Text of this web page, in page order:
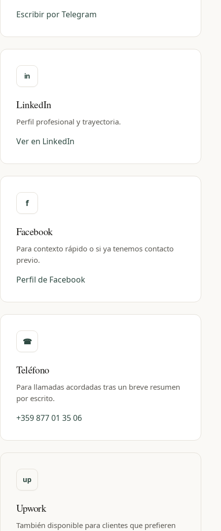
Escribir por Telegram
LinkedIn
Perfil profesional y trayectoria.
Ver en LinkedIn
Facebook
Para contexto rápido o si ya tenemos contacto
previo.
Perfil de Facebook
Teléfono
Para llamadas acordadas tras un breve resumen
por escrito.
+359 877 01 35 06
Upwork
También disponible para clientes que prefieren